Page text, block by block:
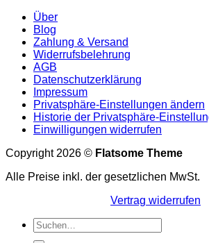
Über
Blog
Zahlung & Versand
Widerrufsbelehrung
AGB
Datenschutzerklärung
Impressum
Privatsphäre-Einstellungen ändern
Historie der Privatsphäre-
Einwilligungen widerrufen
Copyright 2026 © Flatsome Theme
Alle Preise inkl. der gesetzlichen MwSt.
Vertrag widerrufen
Suchen
nach: